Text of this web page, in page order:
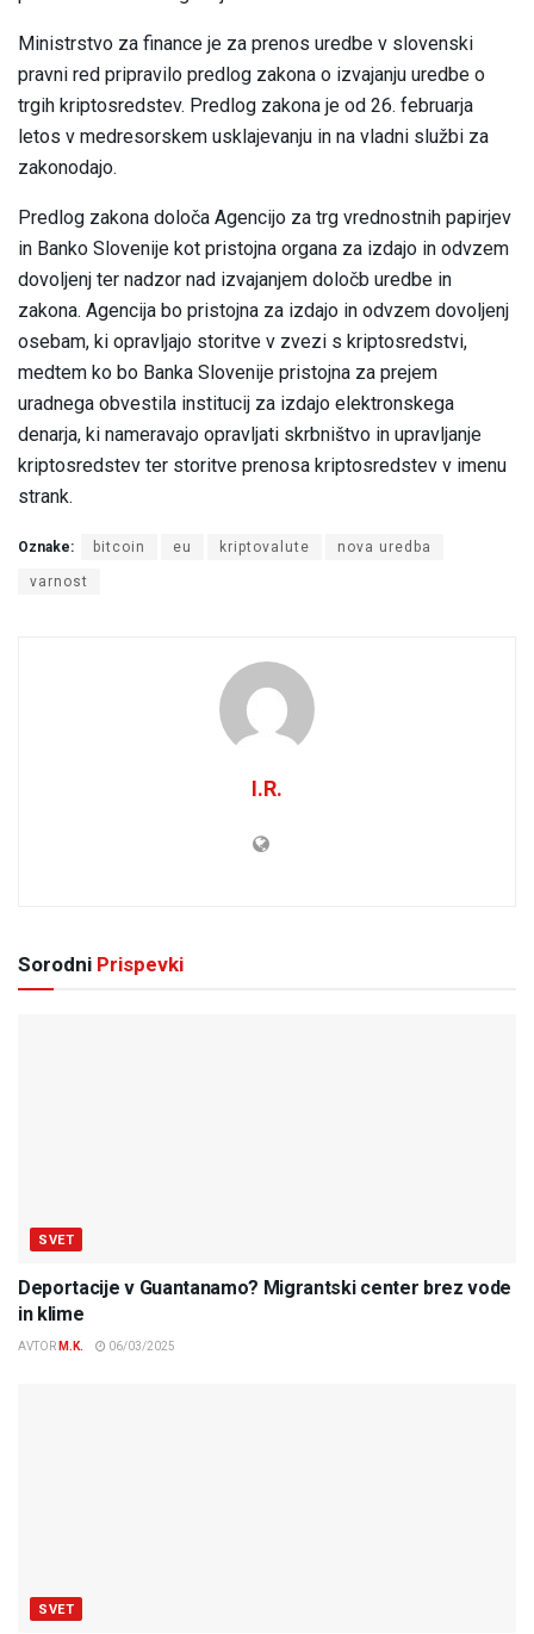
Ministrstvo za finance je za prenos uredbe v slovenski
pravni red pripravilo predlog zakona o izvajanju uredbe o
trgih kriptosredstev. Predlog zakona je od 26. februarja
letos v medresorskem usklajevanju in na vladni službi za
zakonodajo.
Predlog zakona določa Agencijo za trg vrednostnih papirjev
in Banko Slovenije kot pristojna organa za izdajo in odvzem
dovoljenj ter nadzor nad izvajanjem določb uredbe in
zakona. Agencija bo pristojna za izdajo in odvzem dovoljenj
osebam, ki opravljajo storitve v zvezi s kriptosredstvi,
medtem ko bo Banka Slovenije pristojna za prejem
uradnega obvestila institucij za izdajo elektronskega
denarja, ki nameravajo opravljati skrbništvo in upravljanje
kriptosredstev ter storitve prenosa kriptosredstev v imenu
strank.
Oznake: bitcoin eu kriptovalute nova uredba
varnost
I.R.
Sorodni Prispevki
SVET
Deportacije v Guantanamo? Migrantski center brez vode
in klime
AVTOR M.K. 06/03/2025
SVET